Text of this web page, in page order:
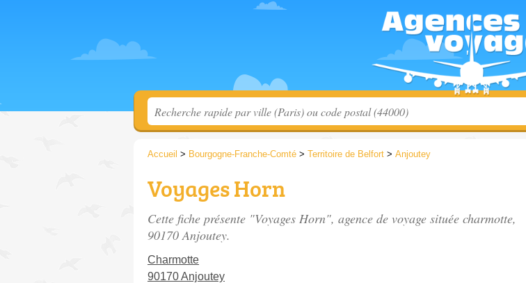
Accueil > Bourgogne-Franche-Comté > Territoire de Belfort > Anjoutey
Voyages Horn
Cette fiche présente "Voyages Horn", agence de voyage située charmotte,
90170 Anjoutey.
Charmotte
90170 Anjoutey